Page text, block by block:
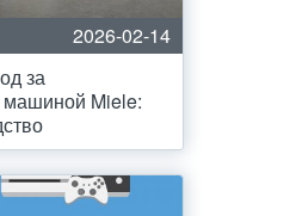
2026-02-14
за
машиной Miele: